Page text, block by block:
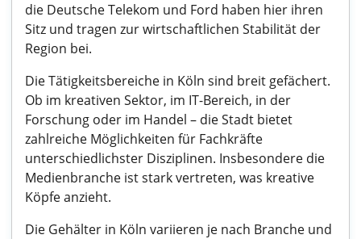
die Deutsche Telekom und Ford haben hier ihren
Sitz und tragen zur wirtschaftlichen Stabilität der
Region bei.
Die Tätigkeitsbereiche in Köln sind breit gefächert.
Ob im kreativen Sektor, im IT-Bereich, in der
Forschung oder im Handel – die Stadt bietet
zahlreiche Möglichkeiten für Fachkräfte
unterschiedlichster Disziplinen. Insbesondere die
Medienbranche ist stark vertreten, was kreative
Köpfe anzieht.
Die Gehälter in Köln variieren je nach Branche und